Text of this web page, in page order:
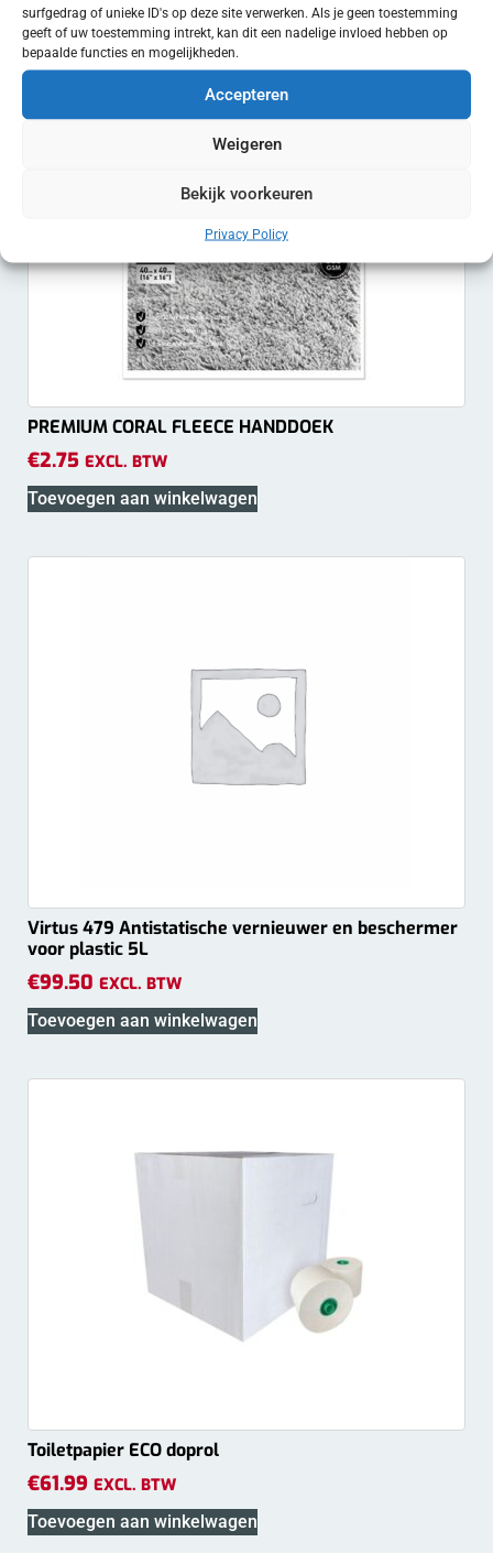
surfgedrag of unieke ID's op deze site verwerken. Als je geen toestemming
geeft of uw toestemming intrekt, kan dit een nadelige invloed hebben op
bepaalde functies en mogelijkheden.
Accepteren
Weigeren
Bekijk voorkeuren
Privacy Policy
PREMIUM CORAL FLEECE HANDDOEK
€2.75 EXCL. BTW
Toevoegen aan winkelwagen
Virtus 479 Antistatische vernieuwer en beschermer
voor plastic 5L
€99.50 EXCL. BTW
Toevoegen aan winkelwagen
Toiletpapier ECO doprol
€61.99 EXCL. BTW
Toevoegen aan winkelwagen